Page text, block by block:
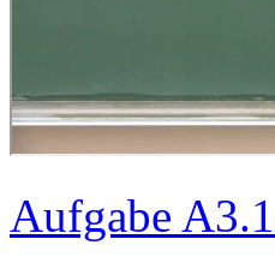
Aufgabe A3.1